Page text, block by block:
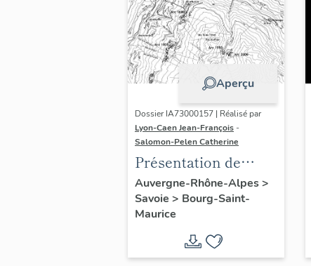
Aperçu
Dossier IA73000157 | Réalisé par
Lyon-Caen Jean-François -
Salomon-Pelen Catherine
Présentation de
l'étude du
patrimoine
architectural de la
station des Arcs
Auvergne-Rhône-Alpes>
Savoie > Bourg-Saint-
Maurice